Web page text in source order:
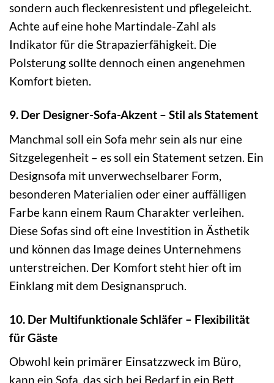
sondern auch fleckenresistent und pflegeleicht.
Achte auf eine hohe Martindale-Zahl als
Indikator für die Strapazierfähigkeit. Die
Polsterung sollte dennoch einen angenehmen
Komfort bieten.
9. Der Designer-Sofa-Akzent – Stil als Statement
Manchmal soll ein Sofa mehr sein als nur eine
Sitzgelegenheit – es soll ein Statement setzen. Ein
Designsofa mit unverwechselbarer Form,
besonderen Materialien oder einer auffälligen
Farbe kann einem Raum Charakter verleihen.
Diese Sofas sind oft eine Investition in Ästhetik
und können das Image deines Unternehmens
unterstreichen. Der Komfort steht hier oft im
Einklang mit dem Designanspruch.
10. Der Multifunktionale Schläfer – Flexibilität
für Gäste
Obwohl kein primärer Einsatzzweck im Büro,
kann ein Sofa, das sich bei Bedarf in ein Bett